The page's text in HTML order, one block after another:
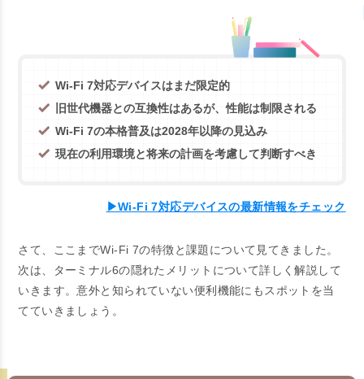
Wi-Fi 7対応デバイスはまだ限定的
旧世代機器との互換性はあるが、性能は制限される
Wi-Fi 7の本格普及は2028年以降の見込み
現在の利用環境と将来の計画を考慮して判断すべき
▶Wi-Fi 7対応デバイスの最新情報をチェック
さて、ここまでWi-Fi 7の特徴と課題について見てきました。
次は、ターミナル6の隠れたメリットについて詳しく解説して
いきます。意外と知られていない便利機能にもスポットを当
てていきましょう。